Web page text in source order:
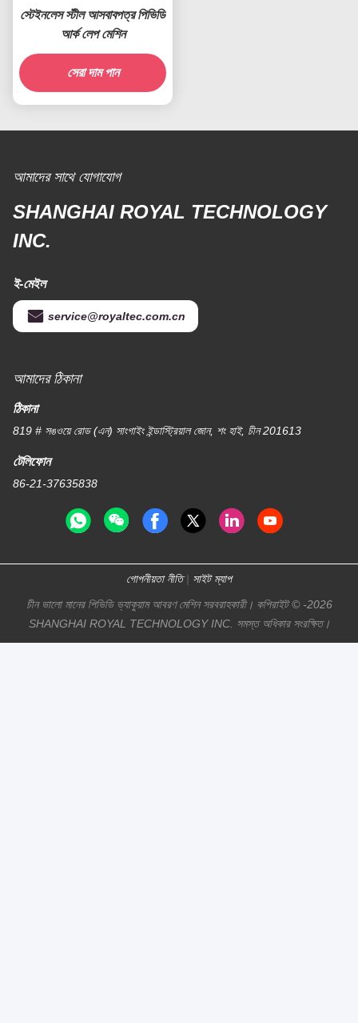
স্টেইনলেস স্টীল আসবাবপত্র পিভিডি
আর্ক লেপ মেশিন
সেরা দাম পান
আমাদের সাথে যোগাযোগ
SHANGHAI ROYAL TECHNOLOGY
INC.
ই-মেইল
service@royaltec.com.cn
আমাদের ঠিকানা
ঠিকানা
819 # সঙওয়ে রোড (এন) সাংগাইং ইন্ডাস্ট্রিয়াল জোন, শং হাই, চীন 201613
টেলিফোন
86-21-37635838
গোপনীয়তা নীতি| সাইট ম্যাপ
চীন ভালো মানের পিভিডি ভ্যাকুয়াম আবরণ মেশিন সরবরাহকারী। কপিরাইট © -2026
SHANGHAI ROYAL TECHNOLOGY INC. সমস্ত অধিকার সংরক্ষিত।